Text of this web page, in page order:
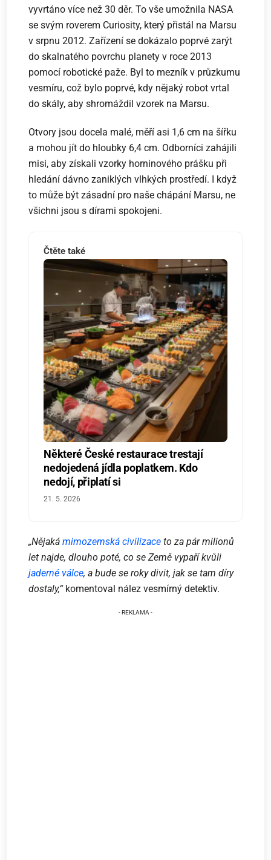
vyvrtáno více než 30 děr. To vše umožnila NASA
se svým roverem Curiosity, který přistál na Marsu
v srpnu 2012. Zařízení se dokázalo poprvé zarýt
do skalnatého povrchu planety v roce 2013
pomocí robotické paže. Byl to mezník v průzkumu
vesmíru, což bylo poprvé, kdy nějaký robot vrtal
do skály, aby shromáždil vzorek na Marsu.
Otvory jsou docela malé, měří asi 1,6 cm na šířku
a mohou jít do hloubky 6,4 cm. Odborníci zahájili
misi, aby získali vzorky horninového prášku při
hledání dávno zaniklých vlhkých prostředí. I když
to může být zásadní pro naše chápání Marsu, ne
všichni jsou s dírami spokojeni.
Čtěte také
Některé České restaurace trestají
nedojedená jídla poplatkem. Kdo
nedojí, připlatí si
21. 5. 2026
„Nějakámimozemská civilizace to za pár milionů
let najde, dlouho poté, co se Země vypaří kvůli
jaderné válce, a bude se roky divit, jak se tam díry
dostaly,“komentoval nález vesmírný detektiv.